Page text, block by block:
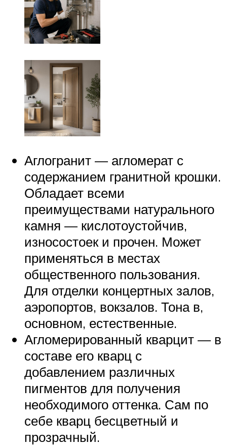
Аглогранит — агломерат с
содержанием гранитной крошки.
Обладает всеми
преимуществами натурального
камня — кислотоустойчив,
износостоек и прочен. Может
применяться в местах
общественного пользования.
Для отделки концертных залов,
аэропортов, вокзалов. Тона в,
основном, естественные.
Агломерированный кварцит — в
составе его кварц с
добавлением различных
пигментов для получения
необходимого оттенка. Сам по
себе кварц бесцветный и
прозрачный.